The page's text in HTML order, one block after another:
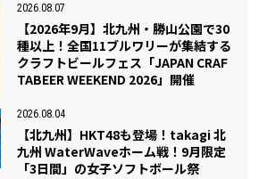
2026.08.07
【2026年9月】北九州・勝山公園で30
種以上！全国11ブルワリーが集結する
クラフトビールフェス「JAPAN CRAF
TABEER WEEKEND 2026」開催
2026.08.04
【北九州】HKT48も登場！takagi 北
九州 WaterWaveホーム戦！9月限定
「3日間」の女子ソフトボール祭